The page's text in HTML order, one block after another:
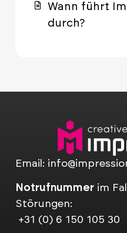
Wann führt
durch?
Email:
Notrufnummerim
Störungen:
+31 (0) 6 150 105 30